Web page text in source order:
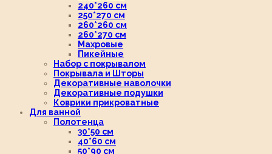
240*260 см
250*270 см
260*260 см
260*270 см
Махровые
Пикейные
Набор с покрывалом
Покрывала и Шторы
Декоративные наволочки
Декоративные подушки
Коврики прикроватные
Для ванной
Полотенца
30*50 см
40*60 см
50*90 см